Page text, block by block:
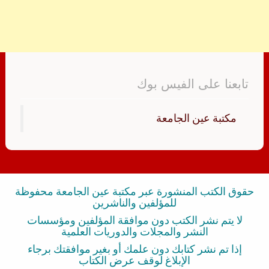
تابعنا على الفيس بوك
‏مكتبة عين الجامعة‏
حقوق الكتب المنشورة عبر مكتبة عين الجامعة محفوظة
للمؤلفين والناشرين
لا يتم نشر الكتب دون موافقة المؤلفين ومؤسسات
النشر والمجلات والدوريات العلمية
إذا تم نشر كتابك دون علمك أو بغير موافقتك برجاء
الإبلاغ لوقف عرض الكتاب